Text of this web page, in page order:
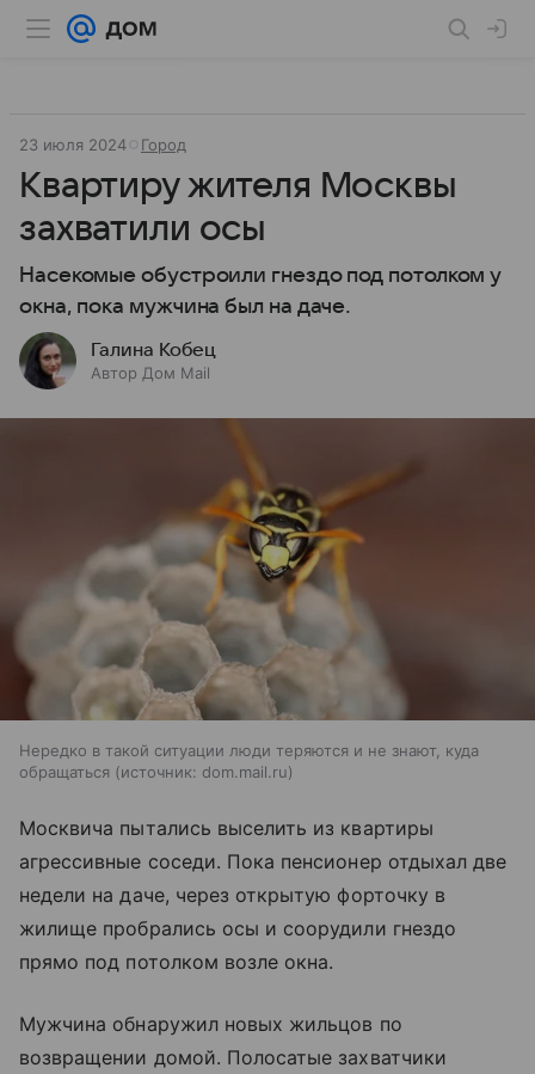
23 июля 2024 Город
Квартиру жителя Москвы
захватили осы
Насекомые обустроили гнездо под потолком у
окна, пока мужчина был на даче.
Галина Кобец
Автор Дом Mail
Нередко в такой ситуации люди теряются и не знают, куда
обращаться
источник: dom.mail.ru
Москвича пытались выселить из квартиры
агрессивные соседи. Пока пенсионер отдыхал две
недели на даче, через открытую форточку в
жилище пробрались осы и соорудили гнездо
прямо под потолком возле окна.
Мужчина обнаружил новых жильцов по
возвращении домой. Полосатые захватчики